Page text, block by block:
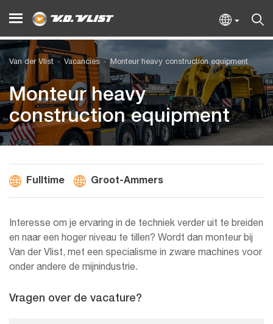
Van der Vlist Vacancies Monteur heavy construction equipment
Monteur heavy
construction equipment
Fulltime Groot-Ammers
Interesse om je ervaring in de techniek verder uit te breiden
en naar een hoger niveau te tillen? Wordt dan monteur bij
Van der Vlist, met een specialisme in zware machines voor
onder andere de mijnindustrie.
Vragen over de vacature?